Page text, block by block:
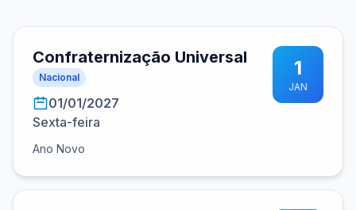
Confraternização Universal
Nacional
01/01/2027
Sexta-feira
Ano Novo
1
JAN